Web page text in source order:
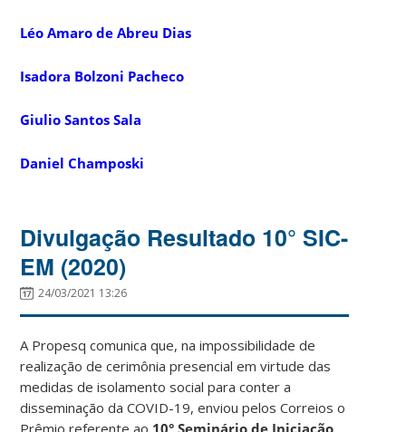
Léo Amaro de Abreu Dias
Isadora Bolzoni Pacheco
Giulio Santos Sala
Daniel Champoski
Divulgação Resultado 10° SIC-
EM (2020)
24/03/2021 13:26
A Propesq comunica que, na impossibilidade de
realização de cerimônia presencial em virtude das
medidas de isolamento social para conter a
disseminação da COVID-19, enviou pelos Correios o